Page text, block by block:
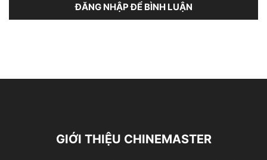
ĐĂNG NHẬP ĐỂ BÌNH LUẬN
GIỚI THIỆU CHINEMASTER